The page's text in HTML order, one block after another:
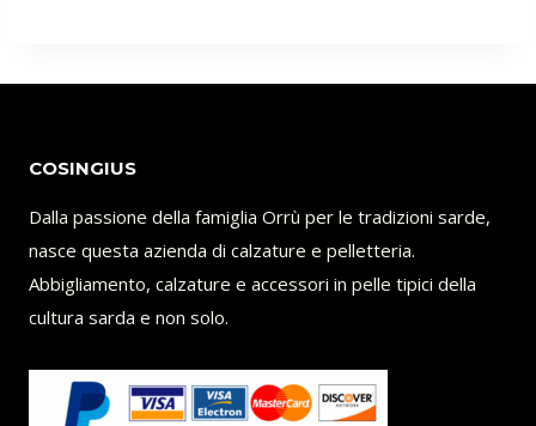
COSINGIUS
Dalla passione della famiglia Orrù per le tradizioni sarde,
nasce questa azienda di calzature e pelletteria.
Abbigliamento, calzature e accessori in pelle tipici della
cultura sarda e non solo.